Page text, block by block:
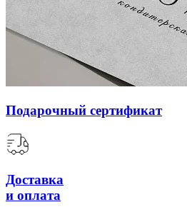
Подарочный сертификат
Доставка
и оплата